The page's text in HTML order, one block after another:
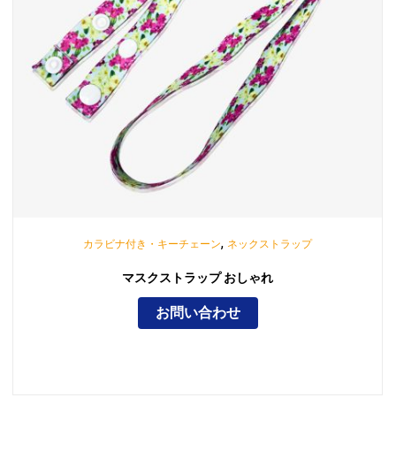
カラビナ付き・キーチェーン, ネックストラップ
マスクストラップ おしゃれ
お問い合わせ